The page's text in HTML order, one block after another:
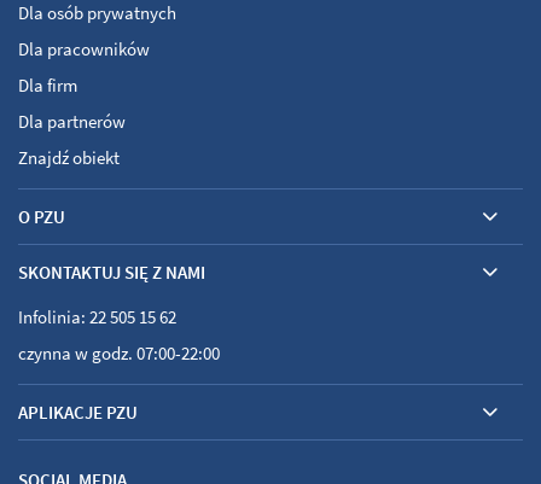
Dla osób prywatnych
Dla pracowników
Dla firm
Dla partnerów
Znajdź obiekt
O PZU
SKONTAKTUJ SIĘ Z NAMI
Infolinia: 22 505 15 62
czynna w godz. 07:00-22:00
APLIKACJE PZU